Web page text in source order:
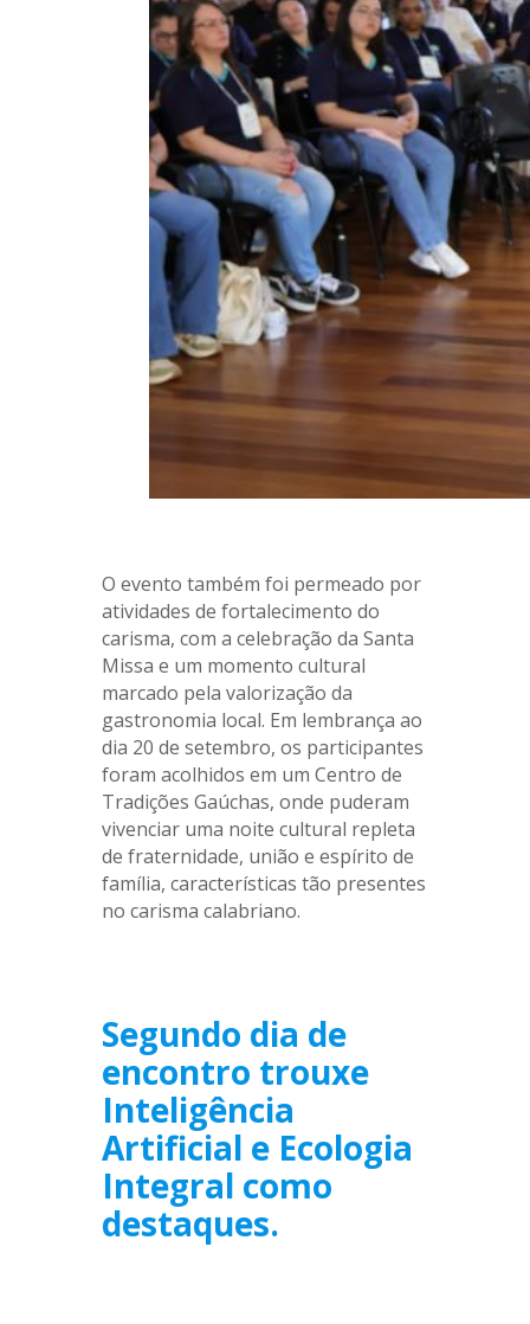
O evento também foi permeado por
atividades de fortalecimento do
carisma, com a celebração da Santa
Missa e um momento cultural
marcado pela valorização da
gastronomia local. Em lembrança ao
dia 20 de setembro, os participantes
foram acolhidos em um Centro de
Tradições Gaúchas, onde puderam
vivenciar uma noite cultural repleta
de fraternidade, união e espírito de
família, características tão presentes
no carisma calabriano.
Segundo dia de
encontro trouxe
Inteligência
Artificial e Ecologia
Integral como
destaques.